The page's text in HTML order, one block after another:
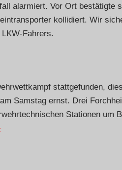
alarmiert. Vor Ort bestätigte
kollidiert. Wir
Fahrers.
stattgefunden,
Samstag ernst. Drei
Stationen um